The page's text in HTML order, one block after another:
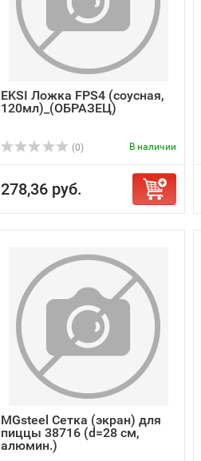
EKSI Ложка FPS4 (соусная,
120мл)_(ОБРАЗЕЦ)
(0) В наличии
278,36 руб.
MGsteel Сетка (экран) для
пиццы 38716 (d=28 см,
алюмин.)